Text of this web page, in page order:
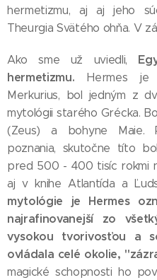
hermetizmu, aj aj jeho
Theurgia Svätého ohňa. V
Ako sme už uviedli,
hermetizmu.Hermes
Merkurius, bol jedným z
mytológii starého Grécka.
(Zeus) a bohyne Maie.
poznania, skutočne títo
pred 500 - 400 tisíc rokmi
aj v knihe Atlantída a
mytológie je Hermes
najrafinovanejší zo
vysokou tvorivosťou a
ovládala celé okolie,
magické schopnosti ho